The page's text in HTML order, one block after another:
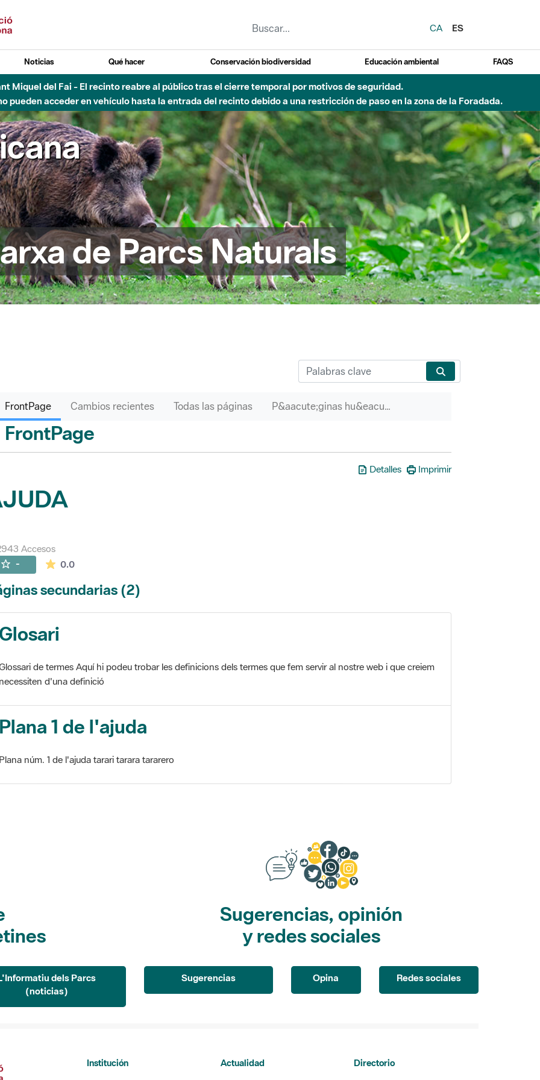
CA
ES
Noticias Qué hacer Conservación biodiversidad Educación ambiental FAQS
Miquel del Fai - El recinto reabre al público tras el cierre temporal por motivos de seguridad.
pueden acceder en vehículo hasta la entrada del recinto debido a una restricción de paso en la zona de la Foradada.
de Parcs Naturals
FrontPage Cambios recientes Todas las páginas P&aacute;ginas hu&eacute;rfanas
FrontPage
Detalles Imprimir
Accesos
- 0.0La valoración media es de 0 estrellas de 5.
secundarias (2)
Glosari
de termes Aquí hi podeu trobar les definicions dels termes que fem servir al nostre web i que creiem
necessiten d'una definició
Plana 1 de l'ajuda
Plana núm. 1 de l'ajuda tarari tarara tararero
dels Parcs
(noticias)
Sugerencias, opinión
y redes sociales
Sugerencias Opina Redes sociales
Institución Actualidad Directorio